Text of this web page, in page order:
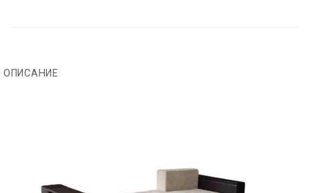
ОПИСАНИЕ